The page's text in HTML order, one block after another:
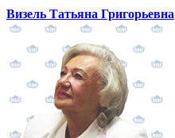
Визель Татьяна Григорьевна